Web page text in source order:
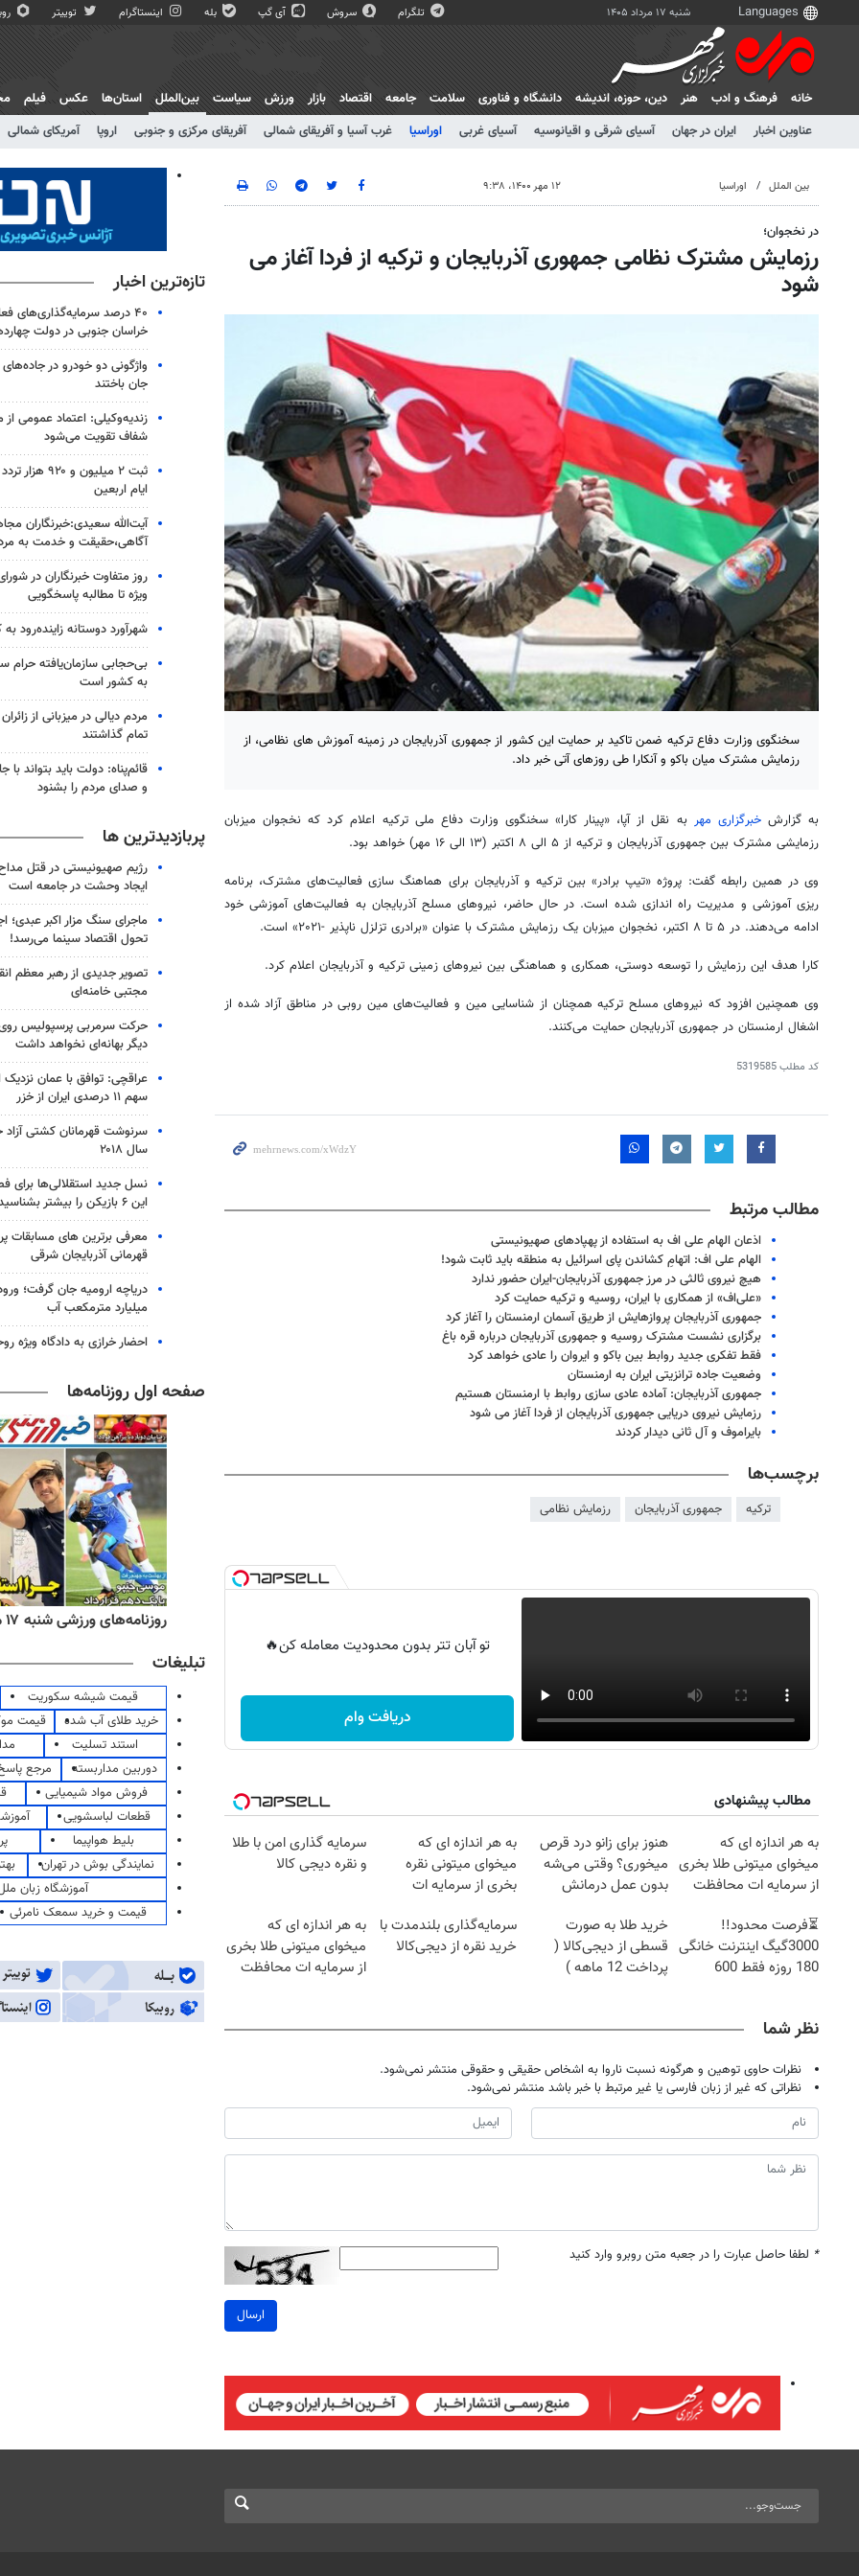
شنبه ۱۷ مرداد ۱۴۰۵ تلگرام سروش آی گپ بله اینستاگرام توییتر
خانه فرهنگ و ادب هنر دين، حوزه، انديشه دانشگاه و فناوری سلامت جامعه اقتصاد بازار ورزش سیاست
بین‌الملل
عناوین اخبار
ایران در جهان آسیای شرقی و اقیانوسیه آسیای غربی اوراسیا غرب آسیا و آفریقای شمالی آفریقای مرکزی و جنوبی اروپا آمریکای شمالی
استان‌ها عکس فیلم
بین الملل اوراسیا ۱۲ مهر ۱۴۰۰، ۹:۳۸
در نخجوان؛
رزمایش مشترک نظامی جمهوری آذربایجان و ترکیه از فردا آغاز می
شود
سخنگوی وزارت دفاع ترکیه ضمن تاکید بر حمایت این کشور از جمهوری آذربایجان در زمینه آموزش های نظامی، از
رزمایش مشترک میان باکو و آنکارا طی روزهای آتی خبر داد.
به گزارش خبرگزاری مهر به نقل ازآپا، «پینار کارا» سخنگوی وزارت دفاع ملی ترکیه اعلام کرد که نخجوان میزبان
رزمایشی مشترک بین جمهوری آذربایجان و ترکیه از ۵ الی ۸ اکتبر (۱۳ الی ۱۶ مهر) خواهد بود.
وی در همین رابطه گفت: پروژه «تیپ برادر» بین ترکیه و آذربایجان برای هماهنگ سازی فعالیت‌های مشترک، برنامه
ریزی آموزشی و مدیریت راه اندازی شده است. در حال حاضر، نیروهای مسلح آذربایجان به فعالیت‌های آموزشی خود
ادامه می‌دهند. در ۵ تا ۸ اکتبر، نخجوان میزبان یک رزمایش مشترک با عنوان «برادری تزلزل ناپذیر -۲۰۲۱» است.
کارا هدف این رزمایش را توسعه دوستی، همکاری و هماهنگی بین نیروهای زمینی ترکیه و آذربایجان اعلام کرد.
وی همچنین افزود که نیروهای مسلح ترکیه همچنان از شناسایی مین و فعالیت‌های مین روبیدر مناطق آزاد شده از
اشغال ارمنستان در جمهوری آذربایجان حمایت می‌کنند.
کد مطلب5319585
مطالب مرتبط
اذعان الهام علی اف به استفاده از پهپادهای صهیونیستی
الهام علی اف: اتهامِ کشاندن پای اسرائیل به منطقه باید ثابت شود!
هیچ نیروی ثالثی در مرز جمهوری آذربایجان-ایران حضور ندارد
«علی‌اف» از همکاری با ایران، روسیه و ترکیه حمایت کرد
جمهوری آذربایجان پروازهایش از طریق آسمان ارمنستان را آغاز کرد
برگزاری نشست مشترک روسیه و جمهوری آذربایجان درباره قره باغ
فقط تفکری جدید روابط بین باکو و ایروان را عادی خواهد کرد
وضعیت جاده ترانزیتی ایران به ارمنستان
جمهوری آذربایجان: آماده عادی سازی روابط با ارمنستان هستیم
رزمایش نیروی دریایی جمهوری آذربایجان از فردا آغاز می شود
بایراموف و آل ثانی دیدار کردند
برچسب‌ها
ترکیه جمهوری آذربایجان رزمایش نظامی
تو آبان تتر بدون محدودیت معامله کن🔥
دریافت وام
مطالب پیشنهادی
به هر اندازه ای که
میخوای میتونی طلا بخری
از سرمایه ات محافظت
هنوز برای زانو درد قرص
میخوری؟ وقتی می‌شه
بدون عمل درمانش
به هر اندازه ای که
میخوای میتونی نقره
بخری از سرمایه ات
سرمایه گذاری امن با طلا
و نقره دیجی کالا
⏳فرصت محدود!!
3000گیگ اینترنت خانگی
180 روزه فقط 600
خرید طلا به صورت
قسطی از دیجی‌کالا (
پرداخت 12 ماهه )
سرمایه‌گذاری بلندمدت با
خرید نقره از دیجی‌کالا
به هر اندازه ای که
میخوای میتونی طلا بخری
از سرمایه ات محافظت
نظر شما
نظرات حاوی توهین و هرگونه نسبت ناروا به اشخاص حقیقی و حقوقی منتشر نمی‌شود.
نظراتی که غیر از زبان فارسی یا غیر مرتبط با خبر باشد منتشر نمی‌شود.
* لطفا حاصل عبارت را در جعبه متن روبرو وارد کنید
ارسال
تازه‌ترین اخبار
۴۰ درصد سرمایه‌گذاری‌های
خراسان جنوبی در دولت
جان باختند
زندیه‌وکیلی: اعتماد عمومی از
شفاف تقویت می‌شود
ثبت ۲ میلیون و
ایام اربعین
آیت‌الله سعیدی:خبرنگاران
آگاهی،حقیقت و خدمت به
روز متفاوت خبرنگاران در
ویژه تا مطالبه پاسخگویی
شهرآورد دوستانه زاینده‌رود
بی‌حجابی سازمان‌یافته حرام
به کشور است
مردم دیالی در میزبانی از
تمام گذاشتند
قائم‌پناه: دولت باید بتواند
و صدای مردم را بشنود
پربازدیدترین ها
رژیم صهیونیستی در قتل
ایجاد وحشت در جامعه است
ماجرای سنگ مزار اکبر عبدی؛
تحول اقتصاد سینما می‌رسد!
تصویر جدیدی از رهبر معظم
مجتبی خامنه‌ای
حرکت سرمربی پرسپولیس روی
دیگر بهانه‌ای نخواهد داشت
عراقچی: توافق با عمان
سهم ۱۱ درصدی ایران از خزر
سرنوشت قهرمانان کشتی آزاد
سال ۲۰۱۸
نسل جدید استقلالی‌ها برای
این ۶ بازیکن را بیشتر بشناسید
معرفی برترین های مسابقات
قهرمانی آذربایجان شرقی
میلیارد مترمکعب آب
احضار خرازی به دادگاه ویژه
صفحه اول روزنامه‌ها
روزنامه‌های ورزشی شنبه ۱۷ مرداد ۱۴۰۵
تبلیغات
قیمت شیشه سکوریت
خرید طلای آب شده
قیمت
استند تسلیت
دوربین مداربسته
مرجع
فروش مواد شیمیایی
قطعات لباسشویی
بلیط هواپیما
نمایندگی بوش در تهران
آموزشگاه زبان
قیمت و خرید سمعک نامرئی